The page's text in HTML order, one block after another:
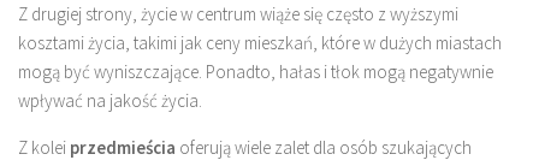
Z drugiej strony, życie w centrum wiąże się często z wyższymi
kosztami życia, takimi jak ceny mieszkań, które w dużych miastach
mogą być wyniszczające. Ponadto, hałas i tłok mogą negatywnie
wpływać na jakość życia.
Z kolei przedmieścia oferują wiele zalet dla osób szukających